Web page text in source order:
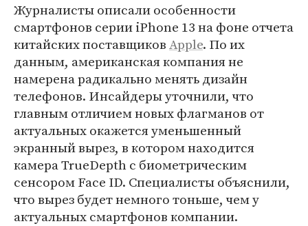
Журналисты описали особенности
смартфонов серии iPhone 13 на фоне отчета
китайских поставщиковApple. По их
данным, американская компания не
намерена радикально менять дизайн
телефонов. Инсайдеры уточнили, что
главным отличием новых флагманов от
актуальных окажется уменьшенный
экранный вырез, в котором находится
камера TrueDepth с биометрическим
сенсором Face ID. Специалисты объяснили,
что вырез будет немного тоньше, чем у
актуальных смартфонов компании.